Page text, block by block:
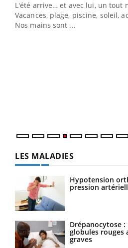
L'été arrive… et avec lui, un tout
Vacances, plage, piscine, soleil,
Nos mains sont ...
LES MALADIES
Hypotension
pression
Drépanocytose
globules rouges
graves